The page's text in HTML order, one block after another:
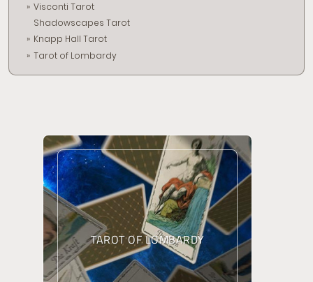
Visconti Tarot
Shadowscapes Tarot
Knapp Hall Tarot
Tarot of Lombardy
TAROT OF LOMBARDY